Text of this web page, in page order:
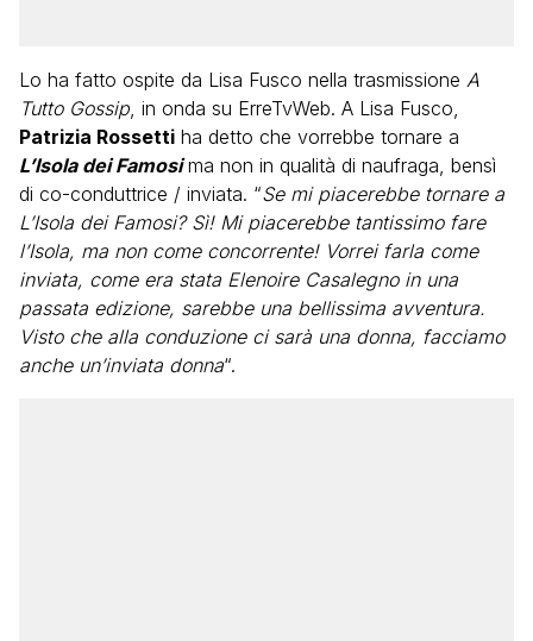
Lo ha fatto ospite da Lisa Fusco nella trasmissione A
Tutto Gossip, in onda su ErreTvWeb. A Lisa Fusco,
Patrizia Rossetti ha detto che vorrebbe tornare a
L’Isola dei Famosima non in qualità di naufraga, bensì
di co-conduttrice / inviata. “Se mi piacerebbe tornare a
L’Isola dei Famosi? Sì! Mi piacerebbe tantissimo fare
l’Isola, ma non come concorrente! Vorrei farla come
inviata, come era stata Elenoire Casalegno in una
passata edizione, sarebbe una bellissima avventura.
Visto che alla conduzione ci sarà una donna, facciamo
anche un’inviata donna“.